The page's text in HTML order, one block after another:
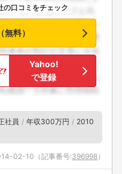
の口コミをチェック
料）
Yahoo!
で登録
社員 年収300万円
2010
02-10 （記事番号:396998）